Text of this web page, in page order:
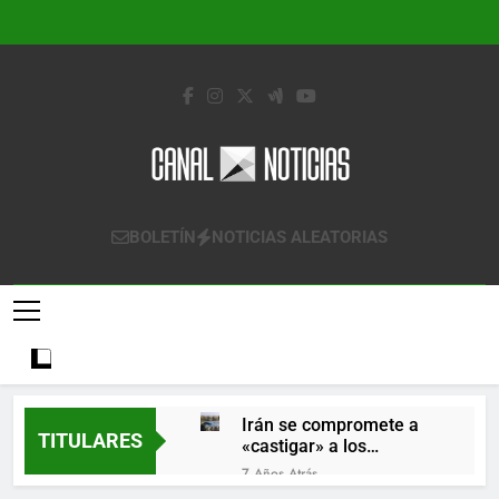
Canal Noticias
Canal Noticias
BOLETÍN NOTICIAS ALEATORIAS
TITULARES
Irán se compromete a
«castigar» a los
responsables de
derribar un avión
7 Años Atrás